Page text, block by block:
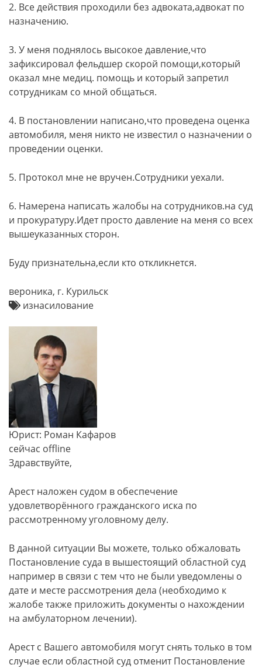
2. Все действия проходили без адвоката,адвокат по
назначению.
3. У меня поднялось высокое давление,что
зафиксировал фельдшер скорой помощи,который
оказал мне медиц. помощь и который запретил
сотрудникам со мной общаться.
4. В постановлении написано,что проведена оценка
автомобиля, меня никто не известил о назначении о
проведении оценки.
5. Протокол мне не вручен.Сотрудники уехали.
6. Намерена написать жалобы на сотрудников.на суд
и прокуратуру.Идет просто давление на меня со всех
вышеуказанных сторон.
Буду признательна,если кто откликнется.
вероника, г. Курильск
изнасилование
Юрист: Роман Кафаров
сейчас offline
Здравствуйте,
Арест наложен судом в обеспечение
удовлетворённого гражданского иска по
рассмотренному уголовному делу.
В данной ситуации Вы можете, только обжаловать
Постановление суда в вышестоящий областной суд
например в связи с тем что не были уведомлены о
дате и месте рассмотрения дела (необходимо к
жалобе также приложить документы о нахождении
на амбулаторном лечении).
Арест с Вашего автомобиля могут снять только в том
случае если областной суд отменит Постановление